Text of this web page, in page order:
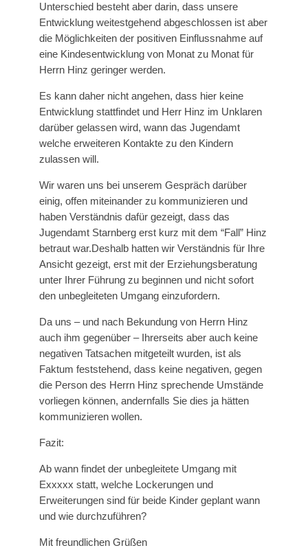
Unterschied besteht aber darin, dass unsere
Entwicklung weitestgehend abgeschlossen ist aber
die Möglichkeiten der positiven Einflussnahme auf
eine Kindesentwicklung von Monat zu Monat für
Herrn Hinz geringer werden.
Es kann daher nicht angehen, dass hier keine
Entwicklung stattfindet und Herr Hinz im Unklaren
darüber gelassen wird, wann das Jugendamt
welche erweiteren Kontakte zu den Kindern
zulassen will.
Wir waren uns bei unserem Gespräch darüber
einig, offen miteinander zu kommunizieren und
haben Verständnis dafür gezeigt, dass das
Jugendamt Starnberg erst kurz mit dem “Fall” Hinz
betraut war.Deshalb hatten wir Verständnis für Ihre
Ansicht gezeigt, erst mit der Erziehungsberatung
unter Ihrer Führung zu beginnen und nicht sofort
den unbegleiteten Umgang einzufordern.
Da uns – und nach Bekundung von Herrn Hinz
auch ihm gegenüber – Ihrerseits aber auch keine
negativen Tatsachen mitgeteilt wurden, ist als
Faktum feststehend, dass keine negativen, gegen
die Person des Herrn Hinz sprechende Umstände
vorliegen können, andernfalls Sie dies ja hätten
kommunizieren wollen.
Fazit:
Ab wann findet der unbegleitete Umgang mit
Exxxxx statt, welche Lockerungen und
Erweiterungen sind für beide Kinder geplant wann
und wie durchzuführen?
Mit freundlichen Grüßen